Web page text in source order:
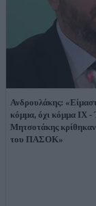
Ανδρουλάκης:
κόμμα, όχι κόμμα ΙΧ -
Μητσοτάκης
του ΠΑΣΟΚ»